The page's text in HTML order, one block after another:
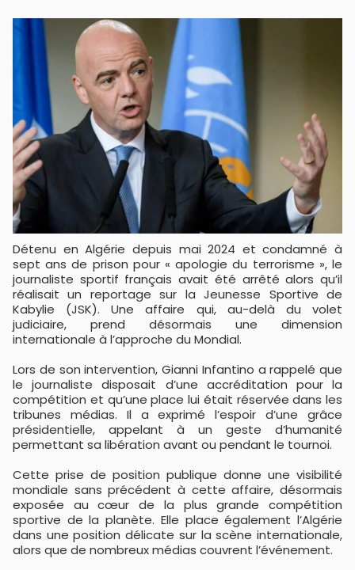
Détenu en Algérie depuis mai 2024 et condamné à
sept ans de prison pour « apologie du terrorisme », le
journaliste sportif français avait été arrêté alors qu’il
réalisait un reportage sur la Jeunesse Sportive de
Kabylie (JSK). Une affaire qui, au-delà du volet
judiciaire, prend désormais une dimension
internationale à l’approche du Mondial.
Lors de son intervention, Gianni Infantino a rappelé que
le journaliste disposait d’une accréditation pour la
compétition et qu’une place lui était réservée dans les
tribunes médias. Il a exprimé l’espoir d’une grâce
présidentielle, appelant à un geste d’humanité
permettant sa libération avant ou pendant le tournoi.
Cette prise de position publique donne une visibilité
mondiale sans précédent à cette affaire, désormais
exposée au cœur de la plus grande compétition
sportive de la planète. Elle place également l’Algérie
dans une position délicate sur la scène internationale,
alors que de nombreux médias couvrent l’événement.